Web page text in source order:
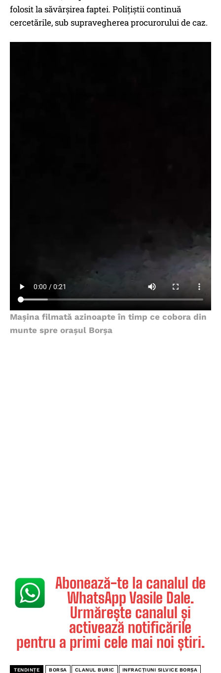
folosit la săvârșirea faptei. Polițiștii continuă
cercetările, sub supravegherea procurorului de caz.
Mașina filmată azinoapte în timp ce cobora din
munte spre orașul Borșa
Abonează-te la canalul de
WhatsApp Vasile Dale.
Urmărește canalul și
activează notificările
pentru a primi cele mai noi știri.
TENDINȚE BORSA CLANUL BURIC INFRACȚIUNI SILVICE BORȘA